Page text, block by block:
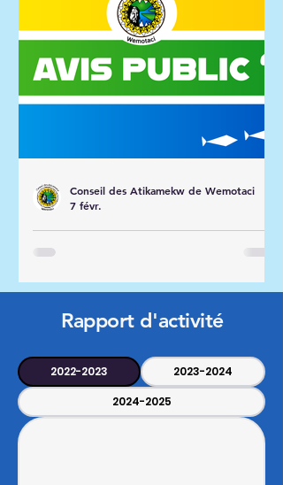
projet d'entente d'autonomie
gouvernementale Kiskinohamakewin
et de la constitution en éducation,
malheureusement je n'ai pas peut le
faire pour des raisons
vais le reprendre, je vous invite donc
à vos brancher à 16h aujourd'hui
facebook officielle du Conseil des
Avis public
Conseil des Atikamekw de Wemotaci
7 févr.
Rapport d'activité
2022-2023
2023-2024
2024-2025